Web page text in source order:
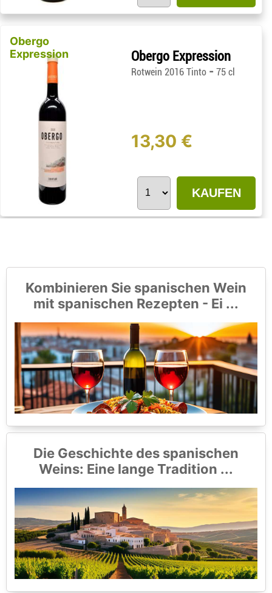
Obergo
Expression
Obergo Expression
Rotwein 2016 Tinto -75 cl
13,30 €
KAUFEN
Kombinieren Sie spanischen Wein
mit spanischen Rezepten - Ei ...
Die Geschichte des spanischen
Weins: Eine lange Tradition ...